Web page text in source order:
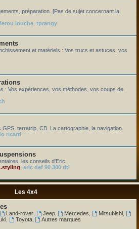
préparation. [Pas de sujet concernant la
louche tprangy
et matériels : Vos trucs et astuces, vos
: Vos expériences, vos méthodes, vos coups de
GPS, terratrip, CB. La cartographie, la navigation.
ricard
les conseils d'Eric.
eric def 90 300 dti
Les 4x4
Land-rover, Jeep, Mercedes Mitsubishi
, Toyota,
Autres marques